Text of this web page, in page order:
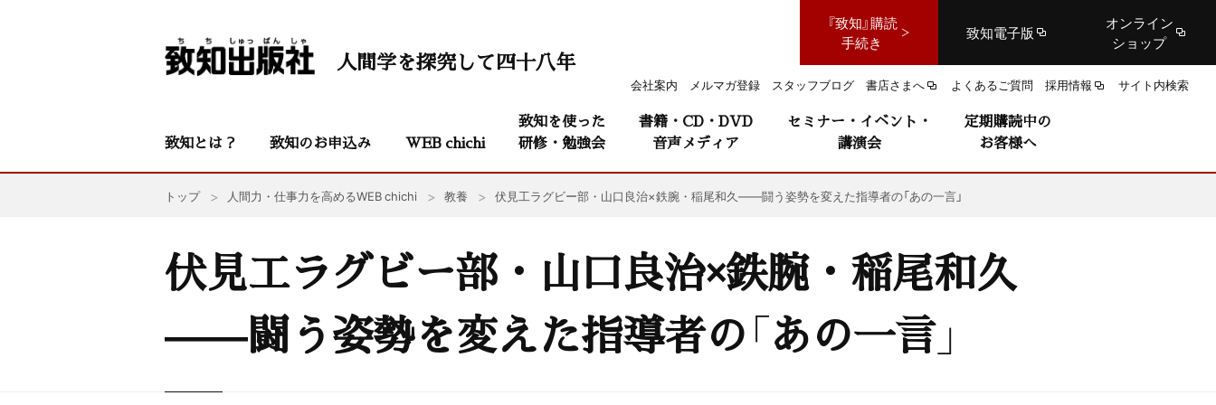
『致知』購読
手続き
致知電子版
オンライン
ショップ
会社案内 メルマガ登録 スタッフブログ 書店さまへ よくあるご質問 採用情報 サイト内検索
人間学を探究して四十八年
致知とは？ 致知のお申込み WEB chichi
致知を使った
研修・勉強会
書籍・CD・DVD
音声メディア
セミナー・イベント・
講演会
定期購読中の
お客様へ
トップ 人間力・仕事力を高めるWEB chichi 教養 伏見工ラグビー部・山口良治×鉄腕・稲尾和久——闘う姿勢を変えた指導者の「あの一言」
伏見工ラグビー部・山口良治×鉄腕・稲尾和久
——闘う姿勢を変えた指導者の「あの一言」